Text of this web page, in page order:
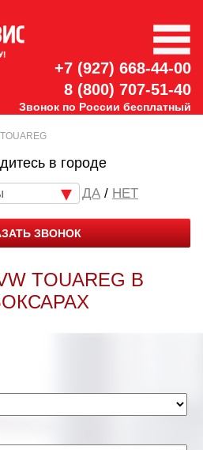
+7 (927) 668-44-00
8 (800) 707-51-40
Звонок по России бесплатный
TOUAREG
в городе
/ НЕТ
ЗВОНОК
TOUAREG В